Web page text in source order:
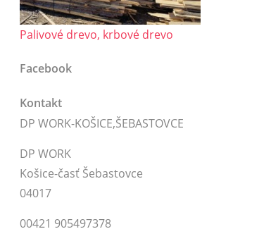
Palivové drevo, krbové drevo
Facebook
Kontakt
DP WORK-KOŠICE,ŠEBASTOVCE
DP WORK
Košice-časť Šebastovce
04017
00421 905497378